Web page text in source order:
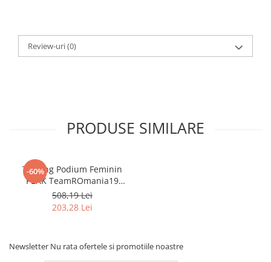
Review-uri(0)
PRODUSE SIMILARE
-60%
Trening Podium Feminin
PEAK TeamROmania19
alb/rosu
508,19 Lei
203,28 Lei
Newsletter Nu rata ofertele si promotiile noastre